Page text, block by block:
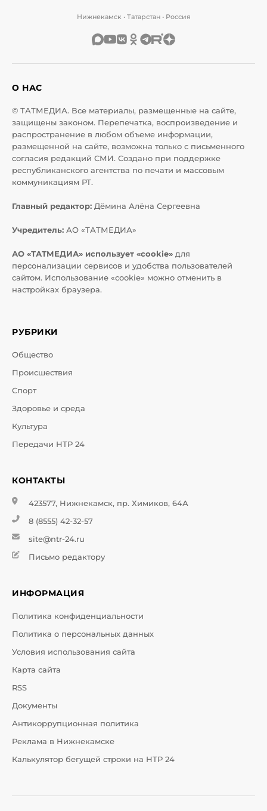
Нижнекамск • Татарстан • Россия
О НАС
© ТАТМЕДИА. Все материалы, размещенные на сайте,
защищены законом. Перепечатка, воспроизведение и
распространение в любом объеме информации,
размещенной на сайте, возможна только с письменного
согласия редакций СМИ. Создано при поддержке
республиканского агентства по печати и массовым
коммуникациям РТ.
Главный редактор: Дёмина Алёна Сергеевна
Учредитель: АО «ТАТМЕДИА»
АО «ТАТМЕДИА» использует «cookie» для
персонализации сервисов и удобства пользователей
сайтом. Использование «cookie» можно отменить в
настройках браузера.
РУБРИКИ
Общество
Происшествия
Спорт
Здоровье и среда
Культура
Передачи НТР 24
КОНТАКТЫ
423577, Нижнекамск, пр. Химиков, 64А
8 (8555) 42-32-57
site@ntr-24.ru
Письмо редактору
ИНФОРМАЦИЯ
Политика конфиденциальности
Политика о персональных данных
Условия использования сайта
Карта сайта
RSS
Документы
Антикоррупционная политика
Реклама в Нижнекамске
Калькулятор бегущей строки на НТР 24